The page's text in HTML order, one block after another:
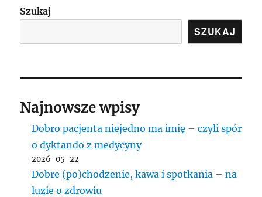
misji
pozycja
Szukaj
SZUKAJ
Najnowsze wpisy
Dobro pacjenta niejedno ma imię – czyli spór
o dyktando z medycyny
2026-05-22
Dobre (po)chodzenie, kawa i spotkania – na
luzie o zdrowiu